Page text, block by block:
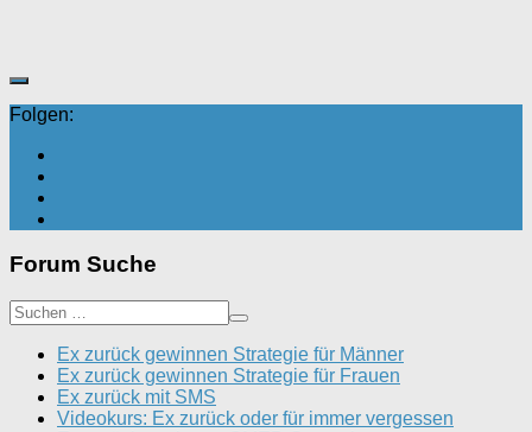
Folgen:
Forum Suche
Ex zurück gewinnen Strategie für Männer
Ex zurück gewinnen Strategie für Frauen
Ex zurück mit SMS
Videokurs: Ex zurück oder für immer vergessen